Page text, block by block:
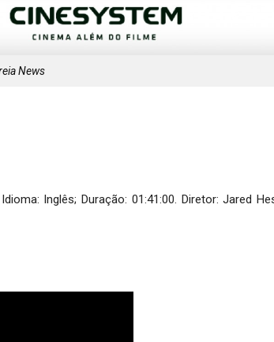
News
Inglês; Duração: 01:41:00. Diretor: Jared